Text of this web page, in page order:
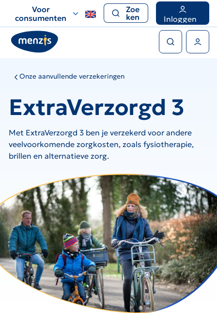
voor
snelle
navigatie
Voor
consumenten
Zoe
ken
Inloggen
Onze aanvullende verzekeringen
ExtraVerzorgd 3
Met ExtraVerzorgd 3 ben je verzekerd voor andere
veelvoorkomende zorgkosten, zoals fysiotherapie,
brillen en alternatieve zorg.